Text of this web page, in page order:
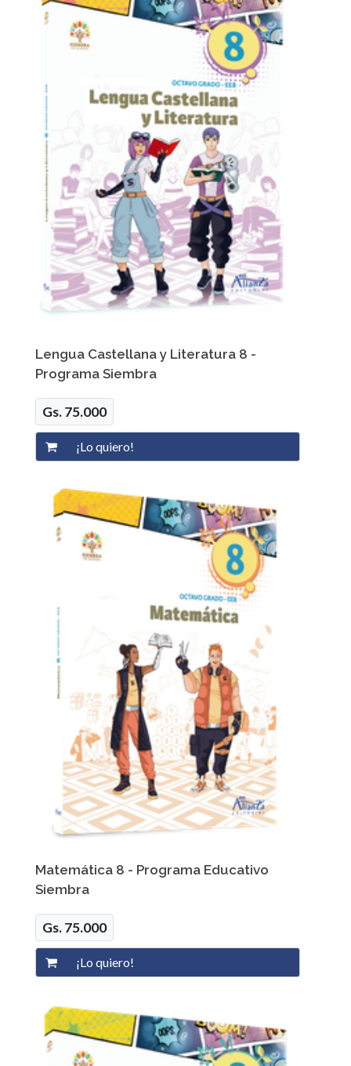
Lengua Castellana y Literatura 8 -
Programa Siembra
Gs. 75.000
Matemática 8 - Programa Educativo
Siembra
Gs. 75.000